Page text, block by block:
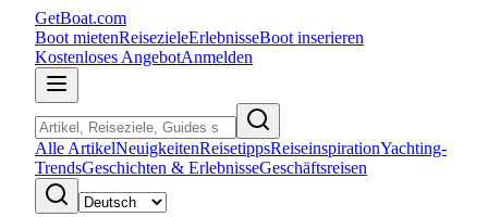
GetBoat.com
Boot mietenReisezieleErlebnisseBoot inserieren
Kostenloses AngebotAnmelden
Alle ArtikelNeuigkeitenReisetippsReiseinspirationYachting-
TrendsGeschichten & ErlebnisseGeschäftsreisen